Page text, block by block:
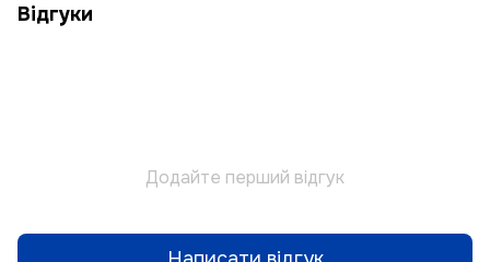
Відгуки
Додайте перший відгук